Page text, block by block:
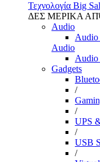
Τεχνολογία Big
ΔΕΣ ΜΕΡΙΚΑ
Audio
Audio
Audio
Audio
Gadgets
/
/
UPS
/
USB
/